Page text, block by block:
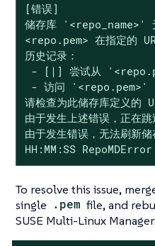
[错误]
储存库 '<repo_name>'
<repo.pem> 在指定的
历史记录：
- [|] 尝试从
- 访问 '<repo.pem>' 的
请检查为此储存库定义的
由于发生上述错误，正在
由于发生错误，无法刷新储
HH:MM:SS RepoMDError
To resolve this issue,
single .pem file, and
SUSE Multi-Linux